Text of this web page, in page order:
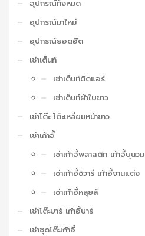
อุปกรณ์ทั้งหมด
อุปกรณ์มาใหม่
อุปกรณ์ยอดฮิต
เช่าเต็นท์
เช่าเต็นท์ติดแอร์
เช่าเต็นท์ผ้าใบขาว
เช่าโต๊ะ โต๊ะเหลี่ยมหน้าขาว
เช่าเก้าอี้
เช่าเก้าอี้พลาสติก เก้าอี้บุนวม
เช่าเก้าอี้ชิวารี เก้าอี้งานแต่ง
เช่าเก้าอี้หลุยส์
เช่าโต๊ะบาร์ เก้าอี้บาร์
เช่าชุดโต๊ะเก้าอี้